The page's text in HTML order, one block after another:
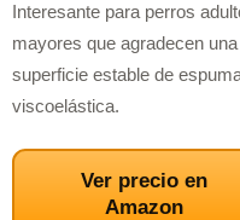
Interesante para perros
mayores que agradecen una
superficie estable de
viscoelástica.
Ver precio en
Amazon